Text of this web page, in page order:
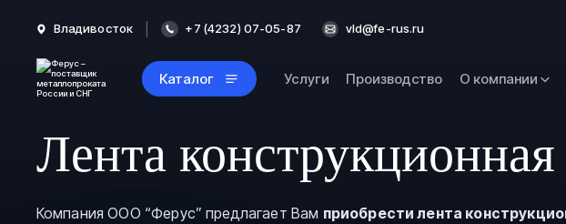
Владивосток +7 (4232) 07-05-87 vld@fe-rus.ru
Каталог Услуги Производство О компании
Лента
Компания ООО “Ферус” предлагает Вам приобрести лента